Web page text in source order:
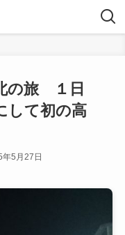
の旅 １日
して初の高
5月27日